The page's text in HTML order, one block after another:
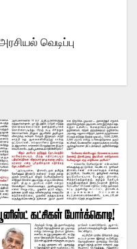
வெடிப்பு